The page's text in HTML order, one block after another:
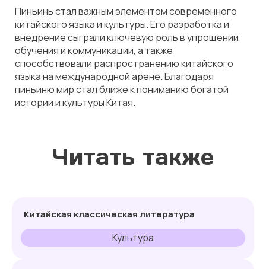
Пиньинь стал важным элементом современного
китайского языка и культуры. Его разработка и
внедрение сыграли ключевую роль в упрощении
обучения и коммуникации, а также
способствовали распространению китайского
языка на международной арене. Благодаря
пиньиню мир стал ближе к пониманию богатой
истории и культуры Китая.
Читать также
Китайская классическая литература
Культура